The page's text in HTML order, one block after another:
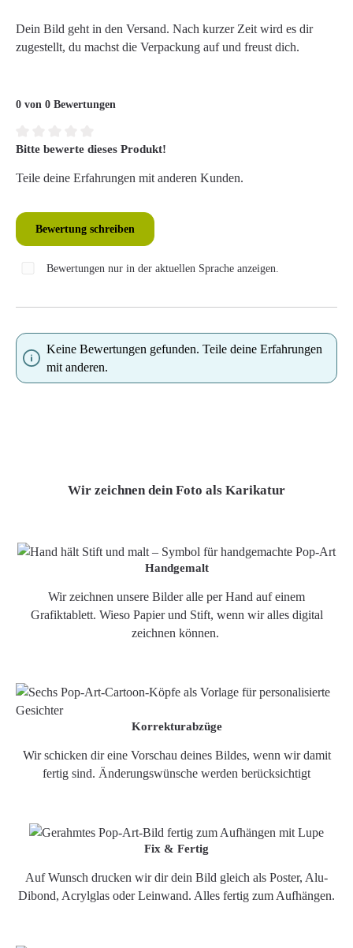
Dein Bild geht in den Versand. Nach kurzer Zeit wird es dir
zugestellt, du machst die Verpackung auf und freust dich.
0 von 0 Bewertungen
Durchschnittliche Bewertung von 0 von 5 Sternen
Bitte bewerte dieses Produkt!
Teile deine Erfahrungen mit anderen Kunden.
Bewertung schreiben
Bewertungen nur in der aktuellen Sprache anzeigen.
Keine Bewertungen gefunden. Teile deine Erfahrungen
mit anderen.
Wir zeichnen dein Foto als Karikatur
Handgemalt
Wir zeichnen unsere Bilder alle per Hand auf einem
Grafiktablett. Wieso Papier und Stift, wenn wir alles digital
zeichnen können.
Korrekturabzüge
Wir schicken dir eine Vorschau deines Bildes, wenn wir damit
fertig sind. Änderungswünsche werden berücksichtigt
Fix & Fertig
Auf Wunsch drucken wir dir dein Bild gleich als Poster, Alu-
Dibond, Acrylglas oder Leinwand. Alles fertig zum Aufhängen.